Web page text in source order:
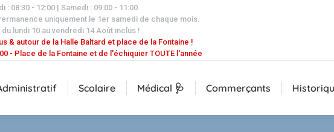
: 08:30 - 12:00 | Samedi : 09:00 - 11:00
uniquement le 1er samedi de chaque mois.
lundi 10 au vendredi 14 Août inclus !
& autour de la Halle Baltard et place de la Fontaine !
- Place de la Fontaine et de l'échiquier TOUTE l'année
Scolaire Médical 🩺 Commerçants